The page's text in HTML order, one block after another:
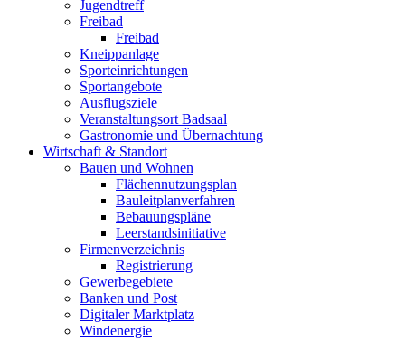
Jugendtreff
Freibad
Freibad
Kneippanlage
Sporteinrichtungen
Sportangebote
Ausflugsziele
Veranstaltungsort Badsaal
Gastronomie und Übernachtung
Wirtschaft & Standort
Bauen und Wohnen
Flächennutzungsplan
Bauleitplanverfahren
Bebauungspläne
Leerstandsinitiative
Firmenverzeichnis
Registrierung
Gewerbegebiete
Banken und Post
Digitaler Marktplatz
Windenergie